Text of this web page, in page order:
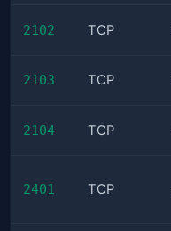
2102 TCP
2103 TCP
2104 TCP
2401 TCP